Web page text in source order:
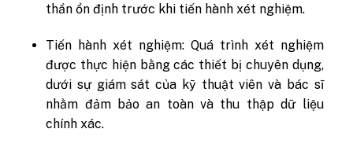
thần ổn định trước khi tiến hành xét nghiệm.
Tiến hành xét nghiệm: Quá trình xét nghiệm
được thực hiện bằng các thiết bị chuyên dụng,
dưới sự giám sát của kỹ thuật viên và bác sĩ
nhằm đảm bảo an toàn và thu thập dữ liệu
chính xác.